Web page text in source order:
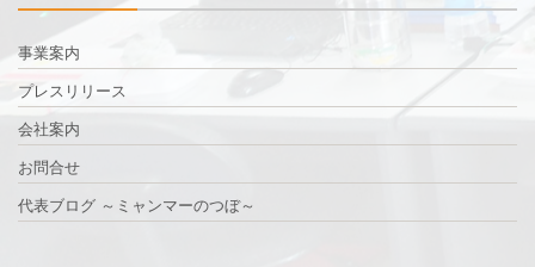
事業案内
プレスリリース
会社案内
お問合せ
代表ブログ ～ミャンマーのつぼ～